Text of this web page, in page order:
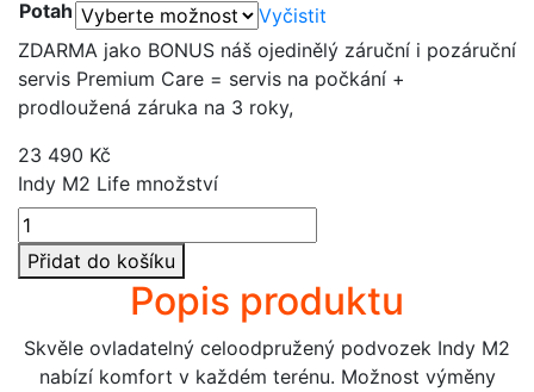
Potah
Vyčistit
ZDARMA jako BONUS náš ojedinělý záruční i pozáruční
servis Premium Care = servis na počkání +
prodloužená záruka na 3 roky,
23 490 Kč
Indy M2 Life množství
Přidat do košíku
Popis produktu
Skvěle ovladatelný celoodpružený podvozek Indy M2
nabízí komfort v každém terénu. Možnost výměny